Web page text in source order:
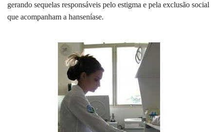
gerando sequelas responsáveis pelo estigma e pela exclusão social
que acompanham a hanseníase.